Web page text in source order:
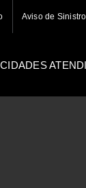
Aviso de Sinistro
CIDADES